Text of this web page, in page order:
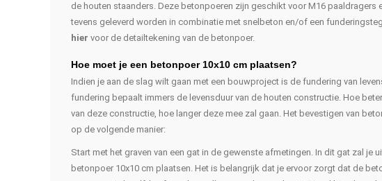
de houten staanders. Deze betonpoeren zijn geschikt voor M16 paaldragers
tevens geleverd worden in combinatie met snelbeton en/of een
hier voor de detailtekening van de betonpoer.
Hoe moet je een betonpoer 10x10 cm plaatsen?
Indien je aan de slag wilt gaan met een bouwproject is de fundering van
fundering bepaalt immers de levensduur van de houten constructie. Hoe
van deze constructie, hoe langer deze mee zal gaan. Het bevestigen van
op de volgende manier:
Start met het graven van een gat in de gewenste afmetingen. In dit gat zal je
betonpoer 10x10 cm plaatsen. Het is belangrijk dat je ervoor zorgt dat de